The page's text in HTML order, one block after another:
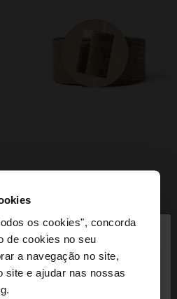
os cookies", concorda
de cookies no seu
a navegação no site,
site e ajudar nas nossas
partir de Portugal. Deseja
States?